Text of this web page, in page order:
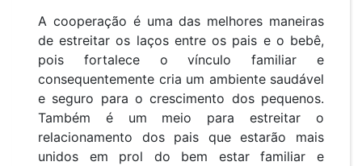
A cooperação é uma das melhores maneiras
de estreitar os laços entre os pais e o bebê,
pois fortalece o vínculo familiar e
consequentemente cria um ambiente saudável
e seguro para o crescimento dos pequenos.
Também é um meio para estreitar o
relacionamento dos pais que estarão mais
unidos em prol do bem estar familiar e